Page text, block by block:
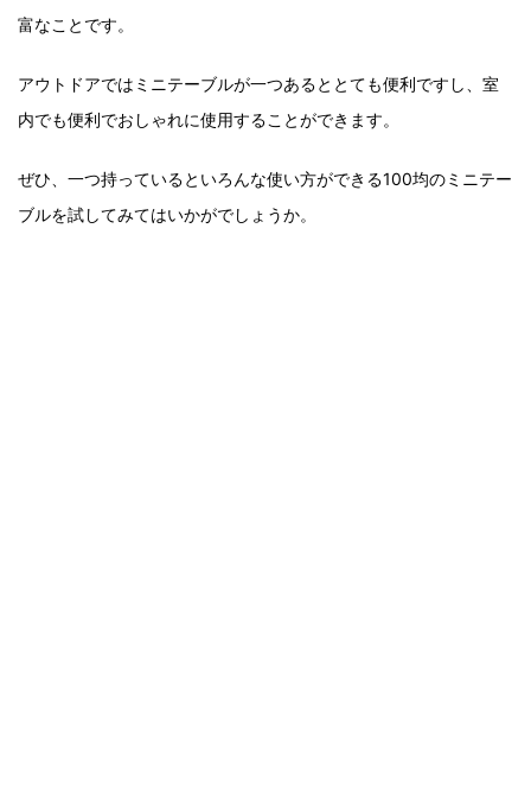
富なことです。
アウトドアではミニテーブルが一つあるととても便利ですし、室
内でも便利でおしゃれに使用することができます。
ぜひ、一つ持っているといろんな使い方ができる100均のミニテー
ブルを試してみてはいかがでしょうか。